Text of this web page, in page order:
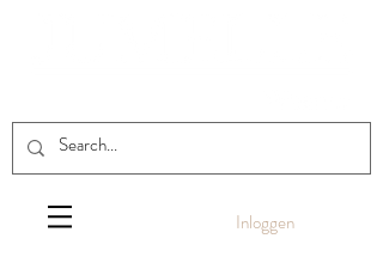
Inloggen